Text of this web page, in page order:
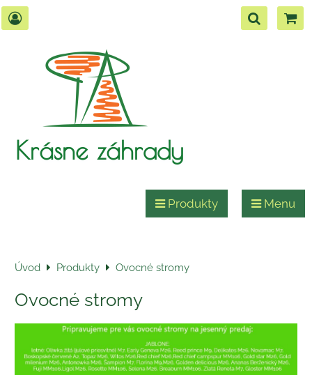
Krásne záhrady
Produkty Menu
Úvod Produkty Ovocné stromy
Ovocné stromy